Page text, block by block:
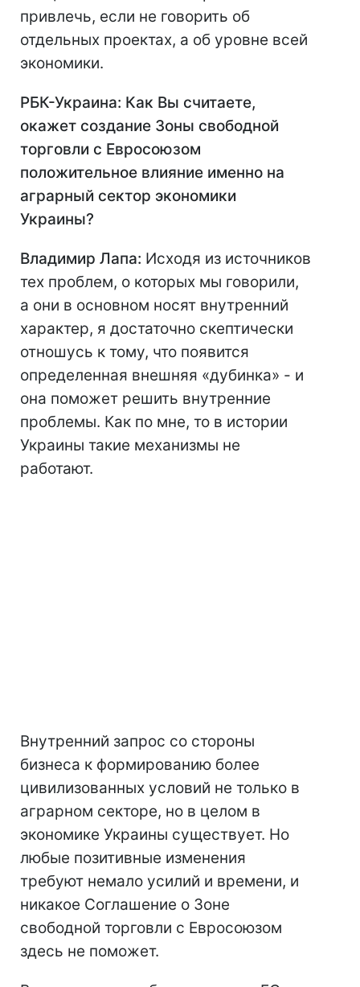
привлечь, если не говорить об
отдельных проектах, а об уровне всей
экономики.
РБК-Украина: Как Вы считаете,
окажет создание Зоны свободной
торговли с Евросоюзом
положительное влияние именно на
аграрный сектор экономики
Украины?
Владимир Лапа: Исходя из источников
тех проблем, о которых мы говорили,
а они в основном носят внутренний
характер, я достаточно скептически
отношусь к тому, что появится
определенная внешняя «дубинка» - и
она поможет решить внутренние
проблемы. Как по мне, то в истории
Украины такие механизмы не
работают.
Внутренний запрос со стороны
бизнеса к формированию более
цивилизованных условий не только в
аграрном секторе, но в целом в
экономике Украины существует. Но
любые позитивные изменения
требуют немало усилий и времени, и
никакое Соглашение о Зоне
свободной торговли с Евросоюзом
здесь не поможет.